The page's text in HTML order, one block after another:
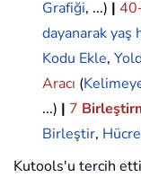
Grafiği, ...) |
dayanarak yaş
Kodu Ekle,
Aracı (
...) | 7
Birleştir,
Kutools'u tercih